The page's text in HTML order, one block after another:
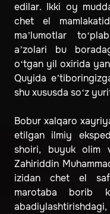
edilar. Ikki oy
chet el
ma’lumotlar
a’zolari bu
o‘tgan yil oxirida
Quyida
shu xususda so‘z
Bobur xalqaro
etilgan ilmiy
shoiri, buyuk olim
Zahiriddin
izidan chet el
marotaba borib